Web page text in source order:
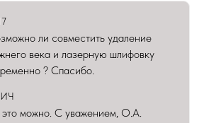
ли совместить удаление
века и лазерную шлифовку
? Спасибо.
можно. С уважением, О.А.